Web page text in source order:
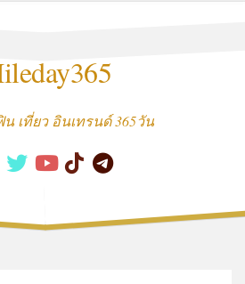
เที่ยว อินเทรนด์ 365วัน